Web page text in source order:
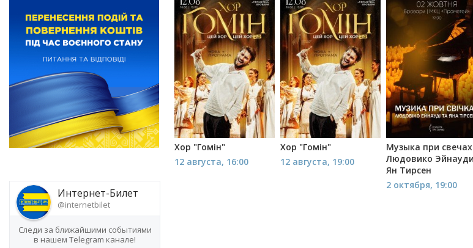
Интернет-Билет
@internetbilet
Следи за ближайшими событиями
в нашем Telegram канале!
Хор "Гомін"
12 августа, 16:00
Хор "Гомін"
12 августа, 19:00
Музыка при
Людовико
Ян Тирсен
2 октября, 19:00